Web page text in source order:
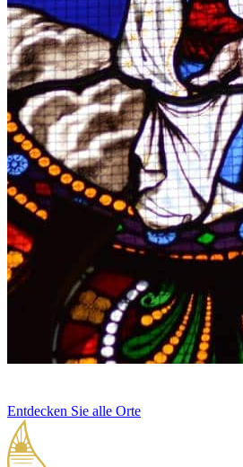
Entdecken Sie alle Orte